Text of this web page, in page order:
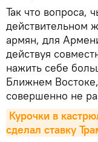
Так что вопроса,
действительном
армян, для
действуя
нажить себе
Ближнем
совершенно не
Курочки в
сделал ставку